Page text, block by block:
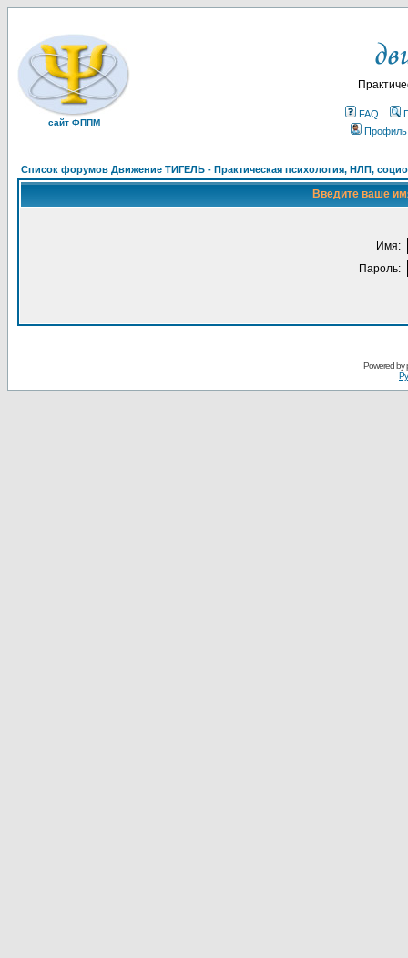
сайт ФППМ
FAQ
Профиль
Список форумов Движение ТИГЕЛЬ - Практическая психология, НЛП,
Введите ваше
Имя:
Пароль:
Powered by